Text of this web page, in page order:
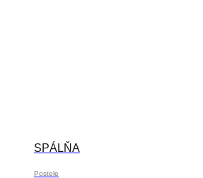
SPÁLŇA
Postele